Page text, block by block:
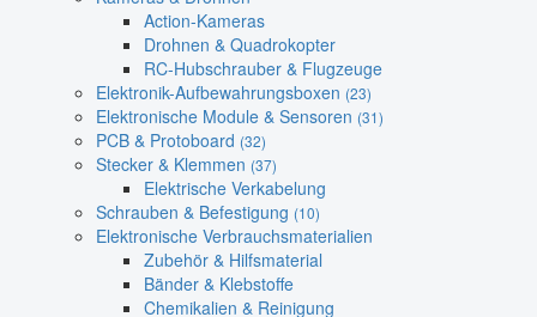
Action-Kameras
Drohnen & Quadrokopter
RC-Hubschrauber & Flugzeuge
Elektronik-Aufbewahrungsboxen (23)
Elektronische Module & Sensoren (31)
PCB & Protoboard (32)
Stecker & Klemmen (37)
Elektrische Verkabelung
Schrauben & Befestigung (10)
Elektronische Verbrauchsmaterialien
Zubehör & Hilfsmaterial
Bänder & Klebstoffe
Chemikalien & Reinigung